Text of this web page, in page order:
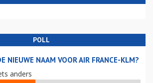
POLL
NIEUWE NAAM VOOR AIR FRANCE-KLM?
anders